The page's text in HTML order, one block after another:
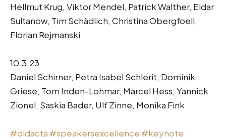
Hellmut Krug, Viktor Mendel, Patrick Walther, Eldar
Sultanow, Tim Schädlich, Christina Obergfoell,
Florian Rejmanski
10.3.23
Daniel Schirner, Petra Isabel Schlerit, Dominik
Griese, Tom Inden-Lohmar, Marcel Hess, Yannick
Zionel, Saskia Bader, Ulf Zinne, Monika Fink
#didacta #speakersexcellence #keynote